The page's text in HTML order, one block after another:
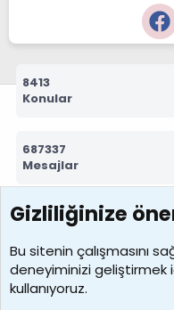
8413
Konular
687337
Mesajlar
7390
Kullanıcılar
MosesBrownHayranı
Son üye
Gizliliğinize
Bu sitenin çalışmasını
deneyiminizi geliştirmek
kullanıyoruz.